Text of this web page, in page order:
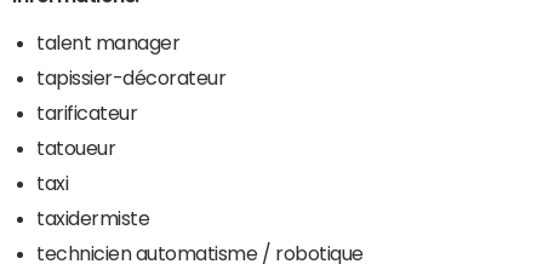
talent manager
tapissier-décorateur
tarificateur
tatoueur
taxi
taxidermiste
technicien automatisme / robotique